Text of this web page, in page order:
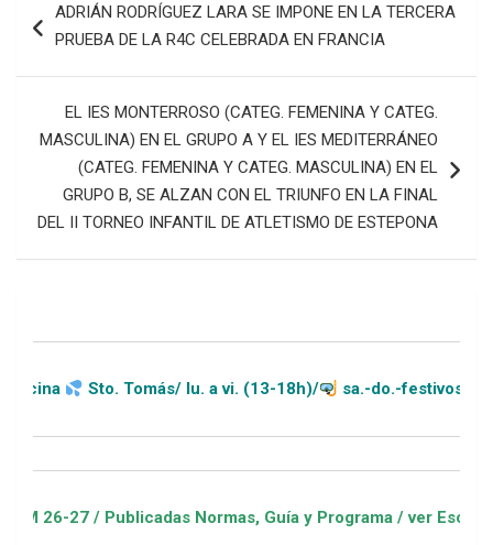
de
ADRIÁN RODRÍGUEZ LARA SE IMPONE EN LA TERCERA
PRUEBA DE LA R4C CELEBRADA EN FRANCIA
EL IES MONTERROSO (CATEG. FEMENINA Y CATEG.
MASCULINA) EN EL GRUPO A Y EL IES MEDITERRÁNEO
(CATEG. FEMENINA Y CATEG. MASCULINA) EN EL
GRUPO B, SE ALZAN CON EL TRIUNFO EN LA FINAL
DEL II TORNEO INFANTIL DE ATLETISMO DE ESTEPONA
Sto. Tomás/ lu. a vi. (13-18h)/ sa.-do.-festivos (11-20h)
/ Publicadas Normas, Guía y Programa / ver Escuelas